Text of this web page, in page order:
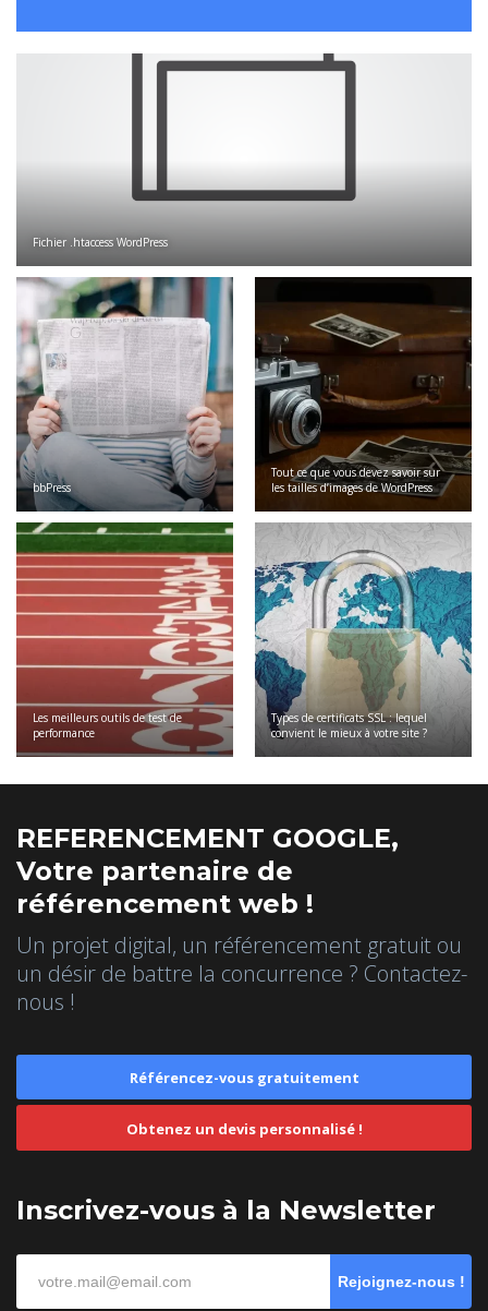
Fichier .htaccess WordPress
bbPress
Tout ce que vous devez savoir sur
les tailles d’images de WordPress
Les meilleurs outils de test de
performance
Types de certificats SSL : lequel
convient le mieux à votre site ?
REFERENCEMENT GOOGLE,
Votre partenaire de
référencement web !
Un projet digital, un référencement gratuit ou
un désir de battre la concurrence ? Contactez-
nous !
Référencez-vous gratuitement
Obtenez un devis personnalisé !
Inscrivez-vous à la Newsletter
Rejoignez-nous !